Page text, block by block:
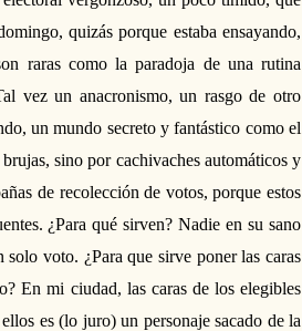
quizás porque estaba ensayando,
raras como la paradoja de una rutina
vez un anacronismo, un rasgo de otro
un mundo secreto y fantástico como el
sino por cachivaches automáticos y
de recolección de votos, porque estos
¿Para qué sirven? Nadie en su sano
voto. ¿Para que sirve poner las caras
En mi ciudad, las caras de los elegibles
es (lo juro) un personaje sacado de la